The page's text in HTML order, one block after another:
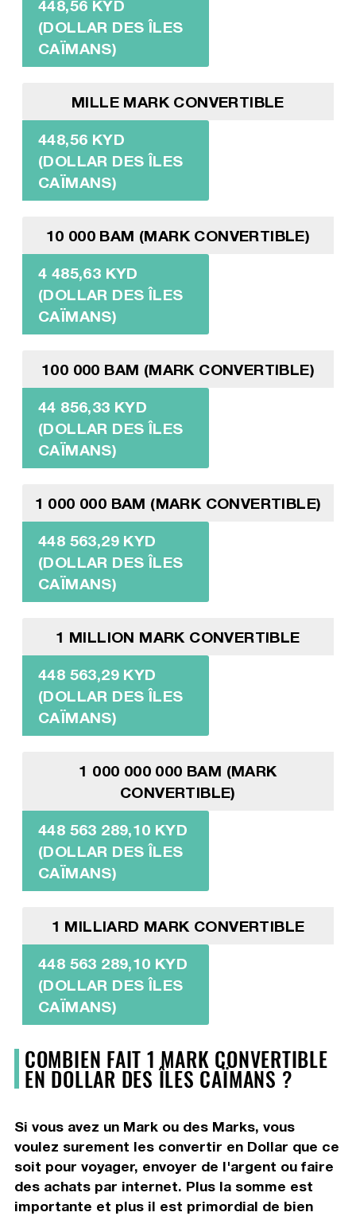
448,56 KYD
(DOLLAR DES ÎLES
CAÏMANS)
MILLE MARK CONVERTIBLE
448,56 KYD
(DOLLAR DES ÎLES
CAÏMANS)
10 000 BAM (MARK CONVERTIBLE)
4 485,63 KYD
(DOLLAR DES ÎLES
CAÏMANS)
100 000 BAM (MARK CONVERTIBLE)
44 856,33 KYD
(DOLLAR DES ÎLES
CAÏMANS)
1 000 000 BAM (MARK CONVERTIBLE)
448 563,29 KYD
(DOLLAR DES ÎLES
CAÏMANS)
1 MILLION MARK CONVERTIBLE
448 563,29 KYD
(DOLLAR DES ÎLES
CAÏMANS)
1 000 000 000 BAM (MARK
CONVERTIBLE)
448 563 289,10 KYD
(DOLLAR DES ÎLES
CAÏMANS)
1 MILLIARD MARK CONVERTIBLE
448 563 289,10 KYD
(DOLLAR DES ÎLES
CAÏMANS)
COMBIEN FAIT 1 MARK CONVERTIBLE
EN DOLLAR DES ÎLES CAÏMANS ?
Si vous avez un Mark ou des Marks, vous
voulez surement les convertir en Dollar que ce
soit pour voyager, envoyer de l'argent ou faire
des achats par internet. Plus la somme est
importante et plus il est primordial de bien